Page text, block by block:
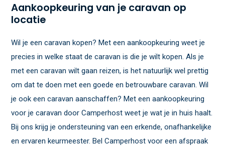
Aankoopkeuring van je caravan op
locatie
Wil je een caravan kopen? Met een aankoopkeuring weet je
precies in welke staat de caravan is die je wilt kopen. Als je
met een caravan wilt gaan reizen, is het natuurlijk wel prettig
om dat te doen met een goede en betrouwbare caravan. Wil
je ook een caravan aanschaffen? Met een aankoopkeuring
voor je caravan door Camperhost weet je wat je in huis haalt.
Bij ons krijg je ondersteuning van een erkende, onafhankelijke
en ervaren keurmeester. Bel Camperhost voor een afspraak